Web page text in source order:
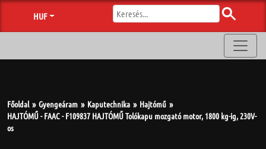
HUF
Főoldal Gyengeáram Kaputechnika
Hajtómű
HAJTÓMŰ - FAAC - F109837 HAJTÓMŰ Tolókapu mozgató motor, 1800 kg-ig, 230V-
os